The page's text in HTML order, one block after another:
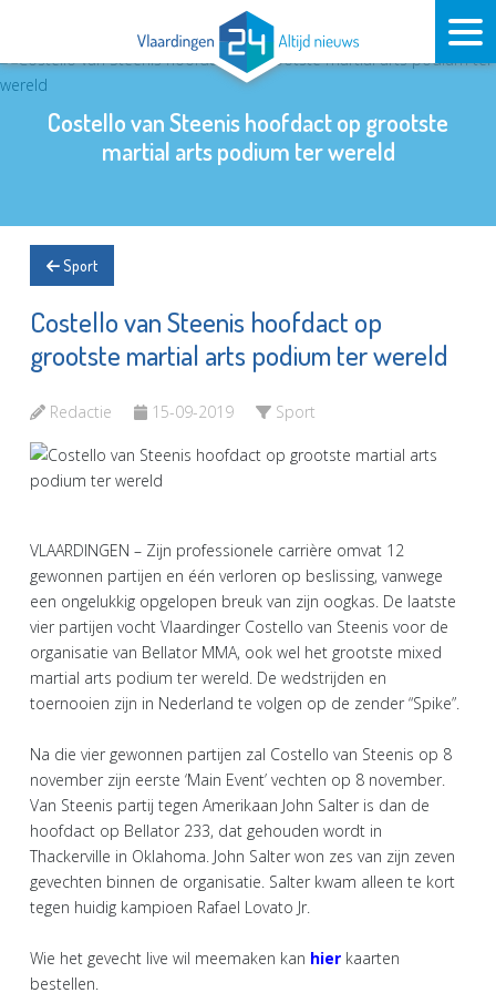
Costello van Steenis hoofdact op grootste
martial arts podium ter wereld
Sport
Costello van Steenis hoofdact op
grootste martial arts podium ter wereld
Redactie 15-09-2019 Sport
VLAARDINGEN – Zijn professionele carrière omvat 12
gewonnen partijen en één verloren op beslissing, vanwege
een ongelukkig opgelopen breuk van zijn oogkas. De laatste
vier partijen vocht Vlaardinger Costello van Steenis voor de
organisatie van Bellator MMA, ook wel het grootste mixed
martial arts podium ter wereld. De wedstrijden en
toernooien zijn in Nederland te volgen op de zender “Spike”.
Na die vier gewonnen partijen zal Costello van Steenis op 8
november zijn eerste ‘Main Event’ vechten op 8 november.
Van Steenis partij tegen Amerikaan John Salter is dan de
hoofdact op Bellator 233, dat gehouden wordt in
Thackerville in Oklahoma. John Salter won zes van zijn zeven
gevechten binnen de organisatie. Salter kwam alleen te kort
tegen huidig kampioen Rafael Lovato Jr.
Wie het gevecht live wil meemaken kan hier kaarten
bestellen.